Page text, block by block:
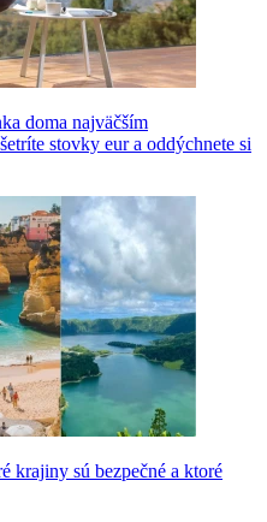
doma najväčším
stovky eur a oddýchnete si
krajiny sú bezpečné a ktoré